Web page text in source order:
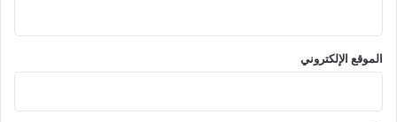
الموقع الإلكتروني